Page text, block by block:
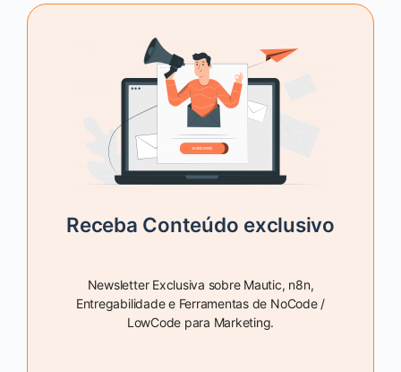
Receba Conteúdo exclusivo
Newsletter Exclusiva sobre Mautic, n8n,
Entregabilidade e Ferramentas de NoCode /
LowCode para Marketing.